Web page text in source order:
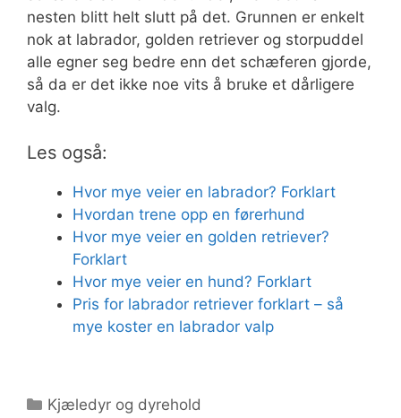
nesten blitt helt slutt på det. Grunnen er enkelt
nok at labrador, golden retriever og storpuddel
alle egner seg bedre enn det schæferen gjorde,
så da er det ikke noe vits å bruke et dårligere
valg.
Les også:
Hvor mye veier en labrador? Forklart
Hvordan trene opp en førerhund
Hvor mye veier en golden retriever?
Forklart
Hvor mye veier en hund? Forklart
Pris for labrador retriever forklart – så
mye koster en labrador valp
Kategorier
Kjæledyr og dyrehold